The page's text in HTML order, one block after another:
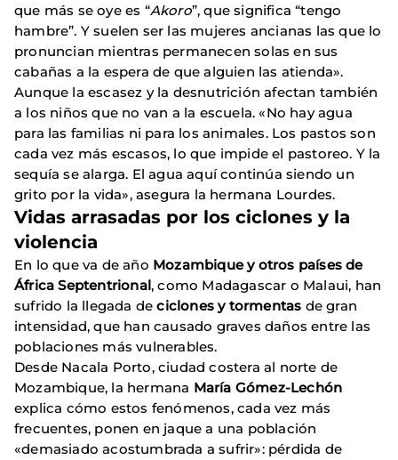
que más se oye es “Akoro”, que significa “tengo
hambre”. Y suelen ser las mujeres ancianas las que lo
pronuncian mientras permanecen solas en sus
cabañas a la espera de que alguien las atienda».
Aunque la escasez y la desnutrición afectan también
a los niños que no van a la escuela. «No hay agua
para las familias ni para los animales. Los pastos son
cada vez más escasos, lo que impide el pastoreo. Y la
sequía se alarga. El agua aquí continúa siendo un
grito por la vida», asegura la hermana Lourdes.
Vidas arrasadas por los ciclones y la
violencia
En lo que va de año Mozambique y otros países de
África Septentrional, como Madagascar o Malaui, han
sufrido la llegada deciclones y tormentas de gran
intensidad, que han causado graves daños entre las
poblaciones más vulnerables.
Desde Nacala Porto, ciudad costera al norte de
Mozambique, la hermana María Gómez-Lechón
explica cómo estos fenómenos, cada vez más
frecuentes, ponen en jaque a una población
«demasiado acostumbrada a sufrir»: pérdida de